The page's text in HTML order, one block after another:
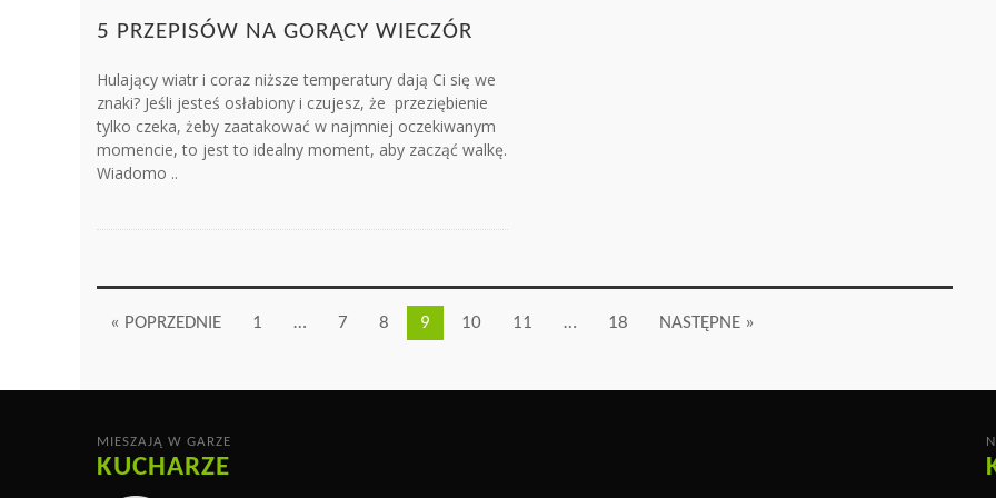
5 PRZEPISÓW NA GORĄCY WIECZÓR
Hulający wiatr i coraz niższe temperatury dają Ci się we
znaki? Jeśli jesteś osłabiony i czujesz, że przeziębienie
tylko czeka, żeby zaatakować w najmniej oczekiwanym
momencie, to jest to idealny moment, aby zacząć walkę.
Wiadomo ..
« POPRZEDNIE 1 … 7 8 9 10 11 … 18 NASTĘPNE »
MIESZAJĄ W GARZE
KUCHARZE